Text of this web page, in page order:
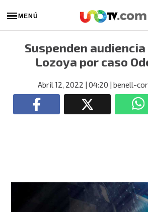
MENÚ
Suspenden
Lozoya por caso
Abril 12, 2022 | 04:20 | benell-